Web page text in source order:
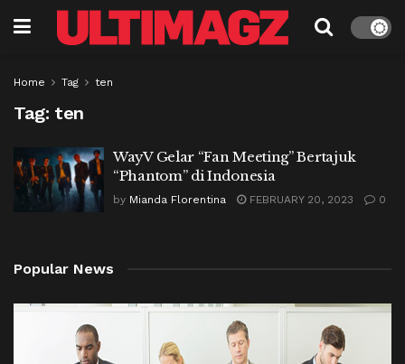
Home Tag ten
Tag: ten
WayV Gelar “Fan Meeting” Bertajuk
“Phantom” di Indonesia
by Mianda Florentina FEBRUARY 20, 2023 0
Popular News